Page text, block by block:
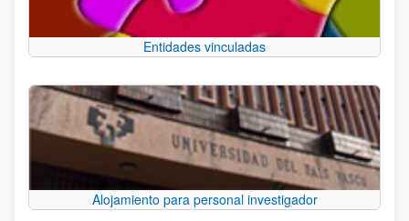
Entidades vinculadas
Alojamiento para personal investigador